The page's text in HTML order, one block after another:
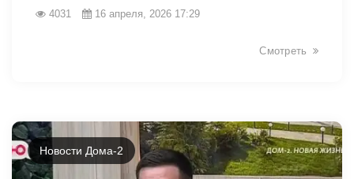
4031 16 апреля, 2026 17:29
Смотреть
Новости Дома-2